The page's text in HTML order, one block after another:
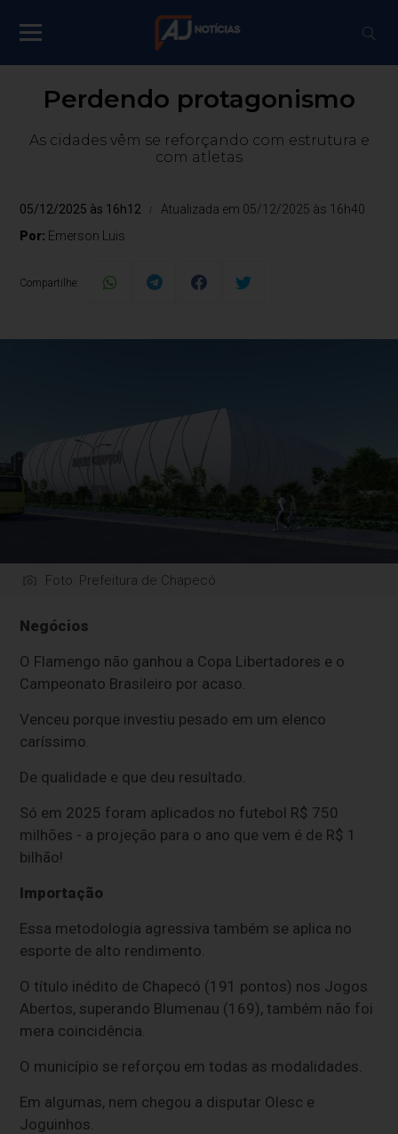
Perdendo protagonismo
As cidades vêm se reforçando com estrutura e
com atletas
05/12/2025 às 16h12
Atualizada em 05/12/2025 às 16h40
Por: Emerson Luis
Compartilhe:
Foto: Prefeitura de Chapecó
Negócios
O Flamengo não ganhou a Copa Libertadores e o
Campeonato Brasileiro por acaso.
Venceu porque investiu pesado em um elenco
caríssimo.
De qualidade e que deu resultado.
Só em 2025 foram aplicados no futebol R$ 750
milhões - a projeção para o ano que vem é de R$ 1
bilhão!
Importação
Essa metodologia agressiva também se aplica no
esporte de alto rendimento.
O título inédito de Chapecó (191 pontos) nos Jogos
Abertos, superando Blumenau (169), também não foi
mera coincidência.
O município se reforçou em todas as modalidades.
Em algumas, nem chegou a disputar Olesc e
Joguinhos.